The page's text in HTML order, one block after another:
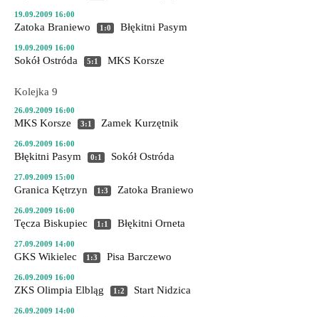
19.09.2009 16:00
Zatoka Braniewo 1:0 Błękitni Pasym
19.09.2009 16:00
Sokół Ostróda 5:1 MKS Korsze
Kolejka 9
26.09.2009 16:00
MKS Korsze 3:1 Zamek Kurzętnik
26.09.2009 16:00
Błękitni Pasym 0:1 Sokół Ostróda
27.09.2009 15:00
Granica Kętrzyn 1:3 Zatoka Braniewo
26.09.2009 16:00
Tęcza Biskupiec 1:1 Błękitni Orneta
27.09.2009 14:00
GKS Wikielec 1:3 Pisa Barczewo
26.09.2009 16:00
ZKS Olimpia Elbląg 1:2 Start Nidzica
26.09.2009 14:00